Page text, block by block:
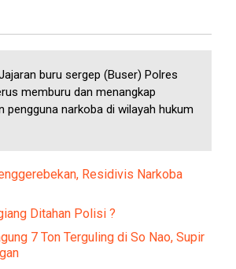
buru sergep (Buser) Polres
memburu dan menangkap
pengguna narkoba di wilayah hukum
Residivis Narkoba
Ditahan Polisi ?
7 Ton Terguling di So Nao, Supir